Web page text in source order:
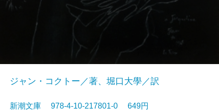
ジャン・コクトー／著、堀口大學／訳
新潮文庫 978-4-10-217801-0 649円